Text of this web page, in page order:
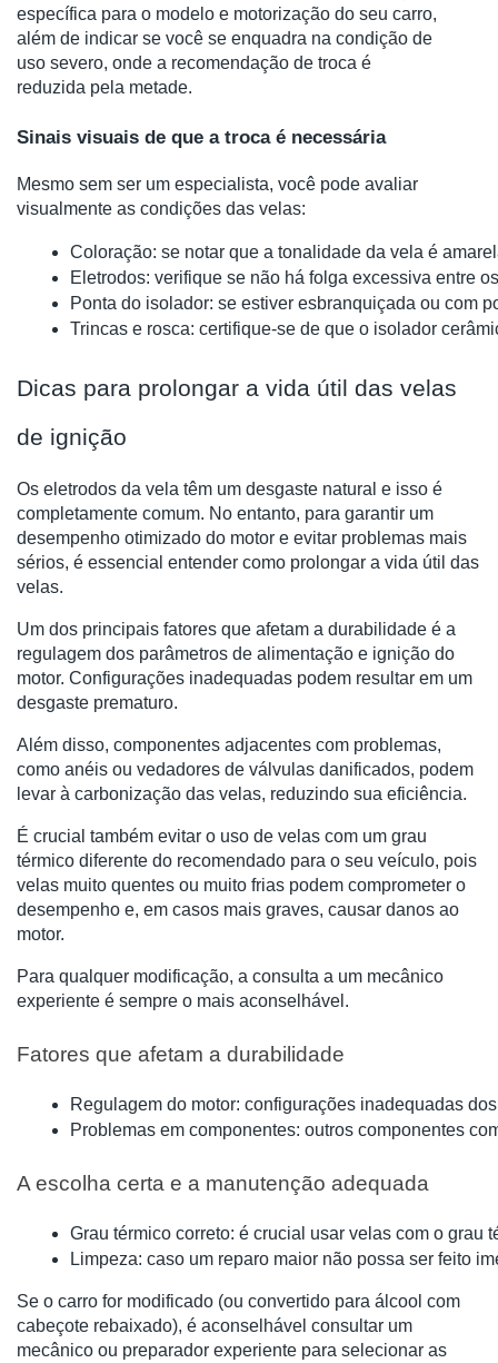
específica para o modelo e motorização do seu carro,
além de indicar se você se enquadra na condição de
uso severo, onde a recomendação de troca é
reduzida pela metade.
Sinais visuais de que a troca é necessária
Mesmo sem ser um especialista, você pode avaliar
visualmente as condições das velas:
Coloração: se notar que a tonalidade da vela é
Eletrodos: verifique se não há folga excessiva entre
Ponta do isolador: se estiver esbranquiçada ou com
Trincas e rosca: certifique-se de que o isolador
Dicas para prolongar a vida útil das velas
de ignição
Os eletrodos da vela têm um desgaste natural e isso é
completamente comum. No entanto, para garantir um
desempenho otimizado do motor e evitar problemas mais
sérios, é essencial entender como prolongar a vida útil das
velas.
Um dos principais fatores que afetam a durabilidade é a
regulagem dos parâmetros de alimentação e ignição do
motor. Configurações inadequadas podem resultar em um
desgaste prematuro.
Além disso, componentes adjacentes com problemas,
como anéis ou vedadores de válvulas danificados, podem
levar à carbonização das velas, reduzindo sua eficiência.
É crucial também evitar o uso de velas com um grau
térmico diferente do recomendado para o seu veículo, pois
velas muito quentes ou muito frias podem comprometer o
desempenho e, em casos mais graves, causar danos ao
motor.
Para qualquer modificação, a consulta a um mecânico
experiente é sempre o mais aconselhável.
Fatores que afetam a durabilidade
Regulagem do motor: configurações inadequadas
Problemas em componentes: outros componentes
A escolha certa e a manutenção adequada
Grau térmico correto: é crucial usar velas com o grau
Limpeza: caso um reparo maior não possa ser feito
Se o carro for modificado (ou convertido para álcool com
cabeçote rebaixado), é aconselhável consultar um
mecânico ou preparador experiente para selecionar as